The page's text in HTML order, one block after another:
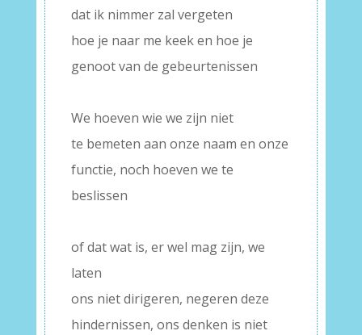
dat ik nimmer zal vergeten
hoe je naar me keek en hoe je
genoot van de gebeurtenissen
We hoeven wie we zijn niet
te bemeten aan onze naam en onze
functie, noch hoeven we te
beslissen
of dat wat is, er wel mag zijn, we
laten
ons niet dirigeren, negeren deze
hindernissen, ons denken is niet